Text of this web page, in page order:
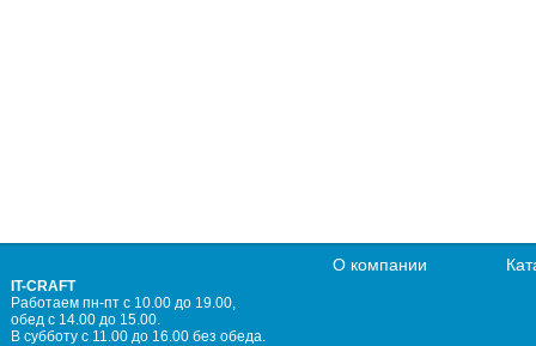
IT-CRAFT
Работаем пн-пт с 10.00 до 19.00,
обед с 14.00 до 15.00.
В субботу с 11.00 до 16.00 без обеда.
О компании